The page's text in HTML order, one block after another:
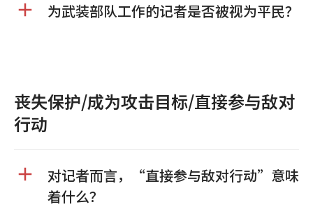
为武装部队工作的记者是否被视为平民？
丧失保护/成为攻击目标/直接参与敌对
行动
对记者而言，“直接参与敌对行动”意味
着什么？